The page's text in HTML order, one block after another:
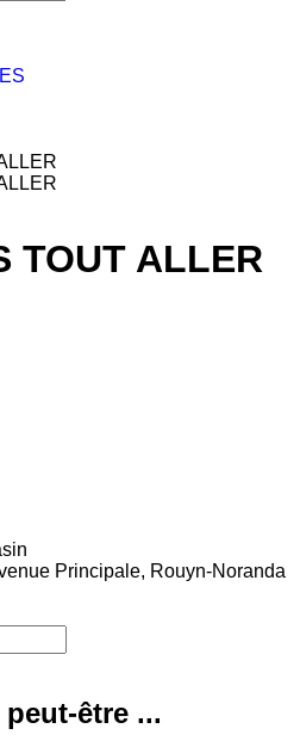
TOUT ALLER
Principale, Rouyn-Noranda
être ...